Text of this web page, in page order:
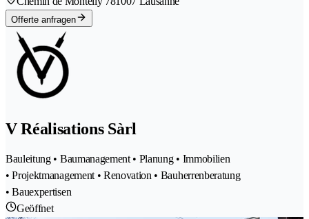
Offerte anfragen
V Réalisations Sàrl
Bauleitung • Baumanagement • Planung • Immobilien
• Projektmanagement • Renovation • Bauherrenberatung
• Bauexpertisen
Geöffnet